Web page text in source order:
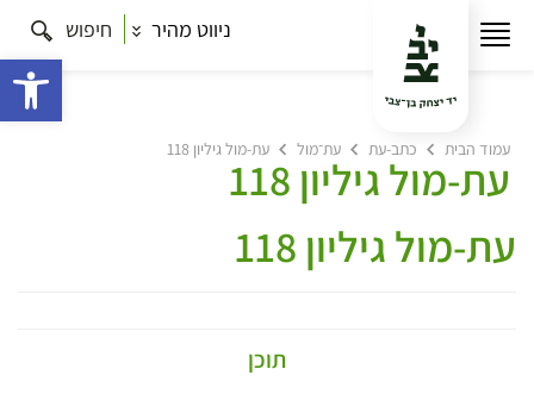
ניווט מהיר חיפוש
עמוד הבית כתב-עת עת־מול עת-מול גיליון 118
עת-מול גיליון 118
עת-מול גיליון 118
תוכן